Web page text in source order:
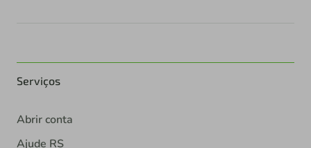
Serviços
Abrir conta
Ajude RS